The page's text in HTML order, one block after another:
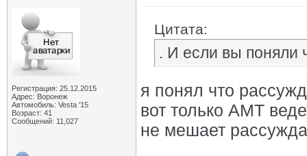
Регистрация: 25.12.2015
Адрес: Воронеж
Автомобиль: Vesta '15
Возраст: 41
Сообщений: 11,027
Цитата:
. И если вы поняли
я понял что
вот только АМТ
не мешает